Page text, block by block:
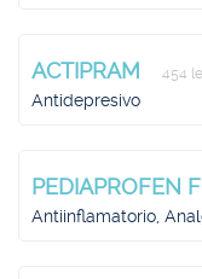
ACTIPRAM 454
Antidepresivo
PEDIAPROFEN
Antiinflamatorio,